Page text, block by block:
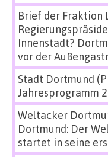
Brief der Fraktion
Innenstadt?
vor der
Stadt Dortmund
Jahresprogramm
Weltacker
Dortmund: Der
startet in seine